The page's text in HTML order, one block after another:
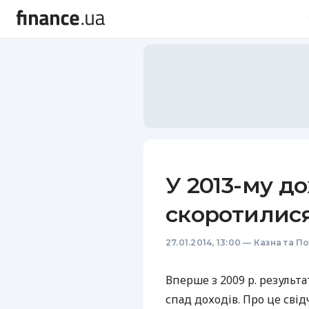
У 2013-му
27.01.2014, 13:00 — Казна та
Вперше з 2009 р.
спад доходів. Про це